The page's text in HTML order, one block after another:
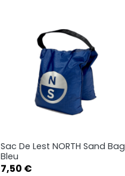
Aperçu rapide
Sac De Lest NORTH Sand Bag
Bleu
Prix
7,50 €